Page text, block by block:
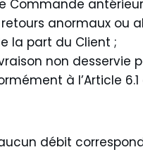
Commande
anormaux ou
la part du Client ;
non desservie
à l’Article 6.1
débit